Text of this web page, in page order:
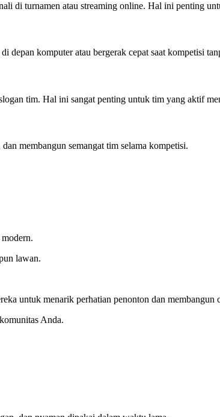
di turnamen atau streaming online. Hal ini penting
depan komputer atau bergerak cepat saat kompetisi
tim. Hal ini sangat penting untuk tim yang aktif
membangun semangat tim selama kompetisi.
lawan.
untuk menarik perhatian penonton dan membangun
Anda.